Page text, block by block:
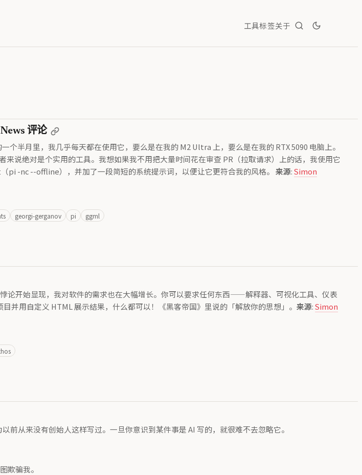
工具标签关于
评论
半月里，我几乎每天都在使用它，要么是在我的 M2 Ultra 上，要么是在我的 RTX 5090 电脑上。
绝对是个实用的工具。我想如果我不用把大量时间花在审查 PR（拉取请求）上的话，我使用它
-nc --offline），并加了一段简短的系统提示词，以便让它更符合我的风格。 来源:Simon
georgi-gerganov pi ggml
论开始显现，我对软件的需求也在大幅增长。你可以要求任何东西——解释器、可视化工具、仪表
用自定义 HTML 展示结果，什么都可以！《黑客帝国》里说的「解放你的思想」。 来源:Simon
从来没有创始人这样写过。一旦你意识到某件事是 AI 写的，就很难不去忽略它。
欺骗我。